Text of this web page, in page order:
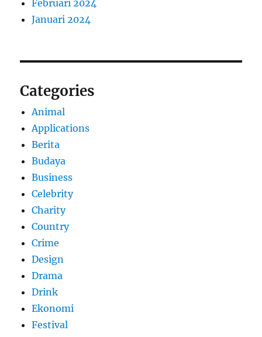
Februari 2024
Januari 2024
Categories
Animal
Applications
Berita
Budaya
Business
Celebrity
Charity
Country
Crime
Design
Drama
Drink
Ekonomi
Festival